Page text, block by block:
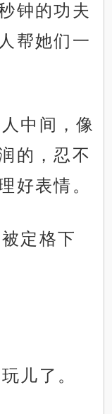
钟的功夫
帮她们一
中间，像
的，忍不
好表情。
定格下
儿了。